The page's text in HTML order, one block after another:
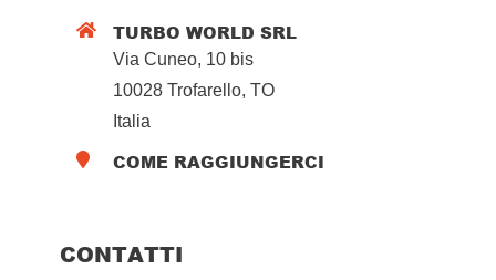
 TURBO WORLD SRL
Via Cuneo, 10 bis
10028 Trofarello, TO
Italia
 COME RAGGIUNGERCI
CONTATTI